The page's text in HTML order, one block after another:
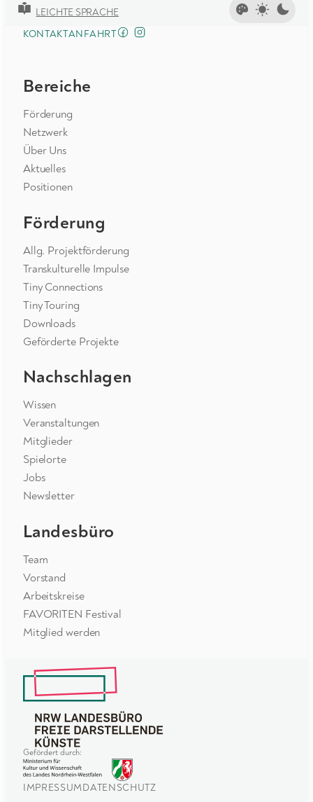
LEICHTE SPRACHE
KONTAKTANFAHRT FACEBOOK
Bereiche
Förderung
Netzwerk
Über Uns
Aktuelles
Positionen
Förderung
Allg. Projektförderung
Transkulturelle Impulse
Tiny Connections
Tiny Touring
Downloads
Geförderte Projekte
Nachschlagen
Wissen
Veranstaltungen
Mitglieder
Spielorte
Jobs
Newsletter
Landesbüro
Team
Vorstand
Arbeitskreise
FAVORITEN Festival
Mitglied werden
Gefördert durch:
IMPRESSUMDATENSCHUTZ